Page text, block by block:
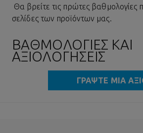
Θα βρείτε τις πρώτες βαθμολογίες
σελίδες των προϊόντων μας.
ΒΑΘΜΟΛΟΓΊΕΣ ΚΑΙ
ΑΞΙΟΛΟΓΉΣΕΙΣ
ΓΡΆΨΤΕ ΜΙΑ